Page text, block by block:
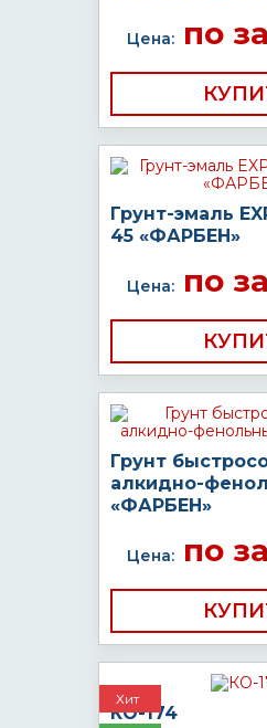
Цена:по
Грунт-эмаль
45 «ФАРБЕН»
Цена:по
Грунт
алкидно-
«ФАРБЕН»
Цена:по
Хит
КО-174